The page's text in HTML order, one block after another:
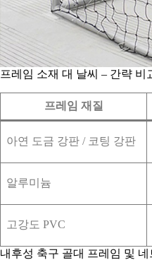
프레임 소재 대 날씨 – 간략 비
프레임 재질
아연 도금 강판 / 코팅 강판
알루미늄
고강도 PVC
내후성 축구 골대 프레임 및 네